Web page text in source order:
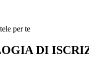
per te
DI